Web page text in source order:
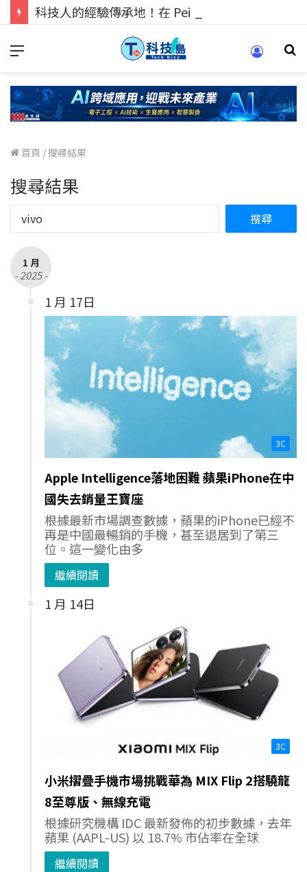
首頁 /搜尋結果
搜尋結果
1 月
- 2025 -
1 月 17日
3C
Apple Intelligence落地困難 蘋果iPhone在中
國失去銷量王寶座
根據最新市場調查數據，蘋果的iPhone已經不
再是中國最暢銷的手機，甚至退居到了第三
位。這一變化由多
繼續閱讀
1 月 14日
3C
小米摺疊手機市場挑戰華為 MIX Flip 2搭驍龍
8至尊版、無線充電
根據研究機構 IDC 最新發佈的初步數據，去年
蘋果 (AAPL-US) 以 18.7% 市佔率在全球
繼續閱讀